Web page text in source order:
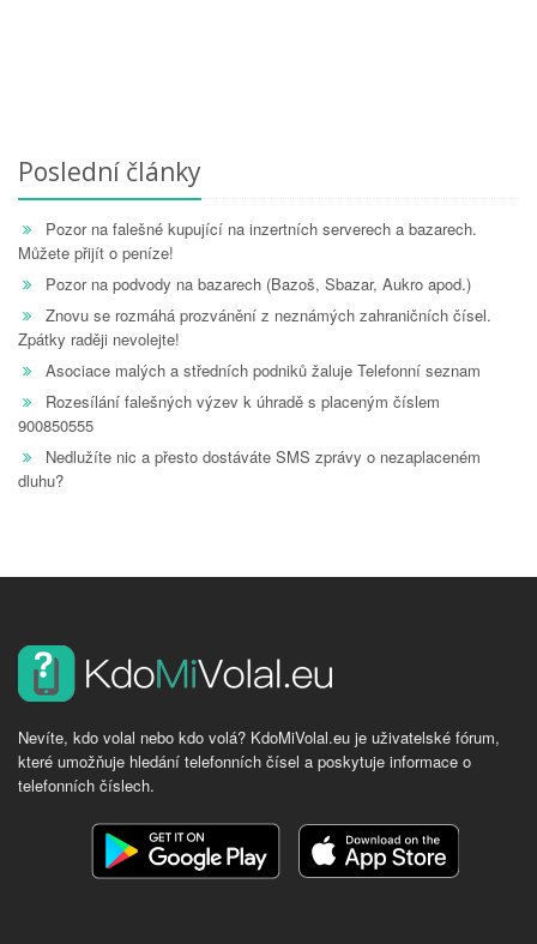
Poslední články
Pozor na falešné kupující na inzertních serverech a bazarech.
Můžete přijít o peníze!
Pozor na podvody na bazarech (Bazoš, Sbazar, Aukro apod.)
Znovu se rozmáhá prozvánění z neznámých zahraničních čísel.
Zpátky raději nevolejte!
Asociace malých a středních podniků žaluje Telefonní seznam
Rozesílání falešných výzev k úhradě s placeným číslem
900850555
Nedlužíte nic a přesto dostáváte SMS zprávy o nezaplaceném
dluhu?
Nevíte, kdo volal nebo kdo volá? KdoMiVolal.eu je uživatelské fórum,
které umožňuje hledání telefonních čísel a poskytuje informace o
telefonních číslech.